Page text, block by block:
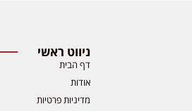
ניווט ראשי
דף הבית
אודות
מדיניות פרטיות